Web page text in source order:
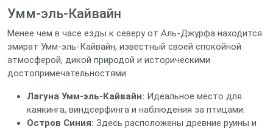
Умм-эль-Кайвайн
Менее чем в часе езды к северу от Аль-Джурфа находится
эмират Умм-эль-Кайвайн, известный своей спокойной
атмосферой, дикой природой и историческими
достопримечательностями:
Лагуна Умм-эль-Кайвайн: Идеальное место для
каякинга, виндсерфинга и наблюдения за птицами.
Остров Синия: Здесь расположены древние руины и